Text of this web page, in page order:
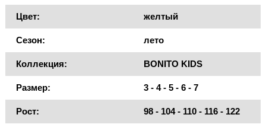
Цвет: желтый
Сезон: лето
Коллекция: BONITO KIDS
Размер: 3 - 4 - 5 - 6 - 7
Рост: 98 - 104 - 110 - 116 - 122